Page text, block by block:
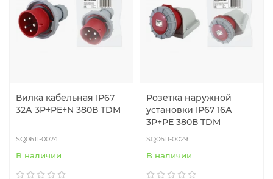
Вилка кабельная IP67
32А 3Р+РЕ+N 380В TDM
SQ0611-0024
В наличии
Розетка наружной
установки IP67 16А
3Р+РЕ 380В TDM
SQ0611-0029
В наличии